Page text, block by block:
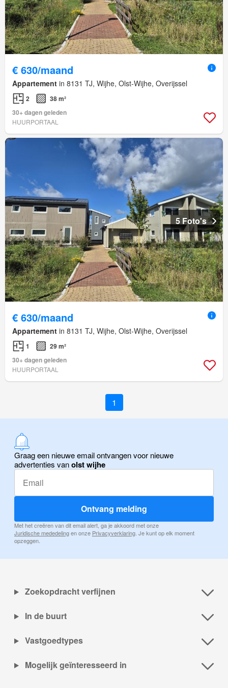
€ 630/maand
Appartement in 8131 TJ, Wijhe, Olst-Wijhe, Overijssel
2
38 m²
30+ dagen geleden
HUURPORTAAL
5 Foto's
€ 630/maand
Appartement in 8131 TJ, Wijhe, Olst-Wijhe, Overijssel
1
29 m²
30+ dagen geleden
HUURPORTAAL
1
Graag een nieuwe email ontvangen voor nieuwe
advertenties vanolst wijhe
Ontvang melding
Met het creëren van dit email alert, ga je akkoord met onze
Juridische mededelingen onze Privacyverklaring. Je kunt op elk moment
opzeggen.
Zoekopdracht verfijnen
In de buurt
Vastgoedtypes
Mogelijk geïnteresseerd in